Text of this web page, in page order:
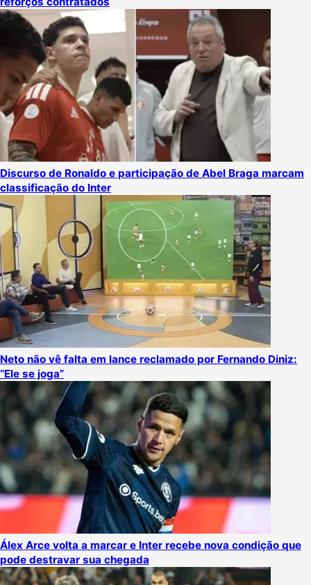
Discurso de Ronaldo e participação de Abel Braga marcam
classificação do Inter
Neto não vê falta em lance reclamado por Fernando Diniz:
“Ele se joga”
Álex Arce volta a marcar e Inter recebe nova condição que
pode destravar sua chegada